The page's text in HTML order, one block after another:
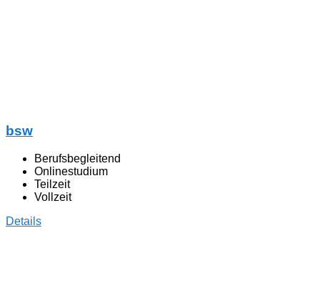
bsw
Berufsbegleitend
Onlinestudium
Teilzeit
Vollzeit
Details